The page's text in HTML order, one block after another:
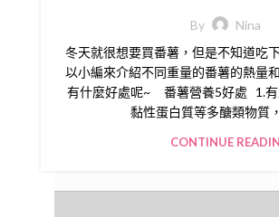
By
Nina
冬天就很想要買番薯，但是不知道吃
以小編來介紹不同重量的番薯的熱量
有什麼好處呢~ 番薯營養5好處 1.有
黏性蛋白質等多醣類物質
CONTINUE